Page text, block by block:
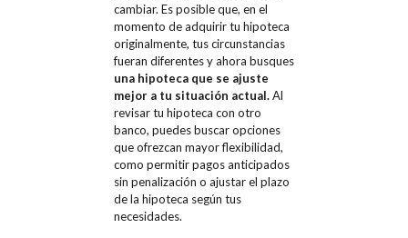
cambiar. Es posible que, en el
momento de adquirir tu hipoteca
originalmente, tus circunstancias
fueran diferentes y ahora busques
una hipoteca que se ajuste
mejor a tu situación actual.Al
revisar tu hipoteca con otro
banco, puedes buscar opciones
que ofrezcan mayor flexibilidad,
como permitir pagos anticipados
sin penalización o ajustar el plazo
de la hipoteca según tus
necesidades.